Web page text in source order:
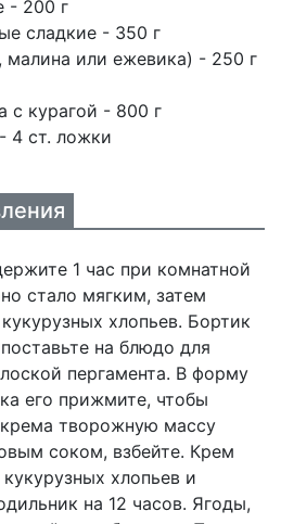
- 200 г
сладкие - 350 г
малина или ежевика) - 250 г
с курагой - 800 г
4 ст. ложки
1 час при комнатной
стало мягким, затем
хлопьев. Бортик
на блюдо для
пергамента. В форму
его прижмите, чтобы
творожную массу
соком, взбейте. Крем
хлопьев и
на 12 часов. Ягоды,